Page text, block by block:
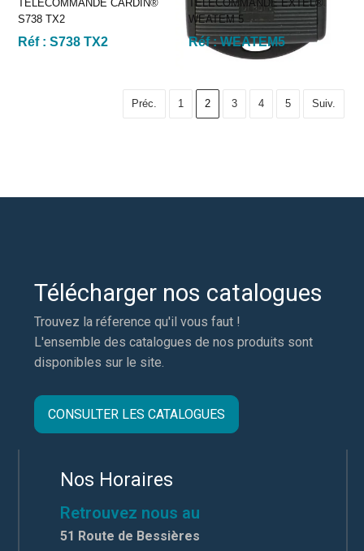
TELECOMMANDE CARDIN®
S738 TX2
Réf :S738 TX2
TELECOMMANDE EXTEL®
WEATEM 5
Réf :WEATEM5
Préc. 1 2 3 4 5 Suiv.
Télécharger nos catalogues
Trouvez la réference qu'il vous faut !
L'ensemble des catalogues de nos produits sont
disponibles sur le site.
CONSULTER LES CATALOGUES
Nos Horaires
Retrouvez nous au
51 Route de Bessières